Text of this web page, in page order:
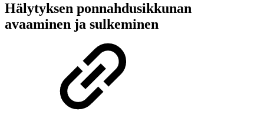
Hälytyksen ponnahdusikkunan
avaaminen ja sulkeminen